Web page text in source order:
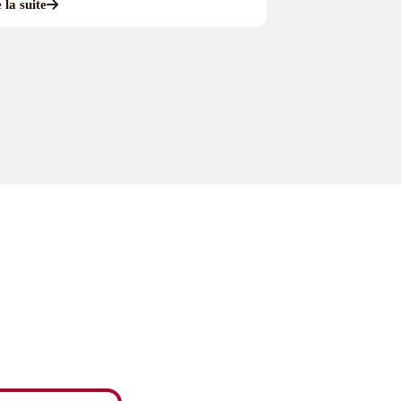
la suite